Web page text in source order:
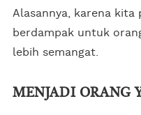
Alasannya, karena kita
berdampak untuk
lebih semangat.
MENJADI ORANG